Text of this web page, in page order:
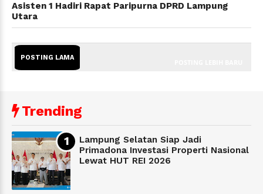
Asisten 1 Hadiri Rapat Paripurna DPRD Lampung
Utara
POSTING LAMA
Trending
Lampung Selatan Siap Jadi
Primadona Investasi Properti Nasional
Lewat HUT REI 2026